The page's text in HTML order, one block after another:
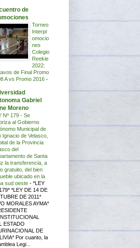
de
Torneo
Interpr
omocio
nes
Colegio
Reekie
2022:
de Final Promo
A vs Promo 2016 -
Gabriel
Moreno
Nº 179 - Se
al Gobierno
Municipal de
Ignacio de Velasco,
de la Provincia
del
de Santa
la transferencia, a
gratuito, del bien
ubicado en la
sud oeste - *LEY
*LEY DE 14 DE
DE 2011*
MORALES AYMA*
ESTADO
DE
Por cuanto, la
Legi...